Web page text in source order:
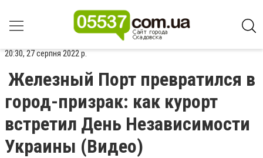
20:30, 27 серпня 2022 р.
Железный Порт превратился в
город-призрак: как курорт
встретил День Независимости
Украины (Видео)